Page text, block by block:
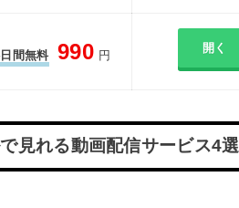
間無料 990 円 開く
見れる動画配信サービス4選